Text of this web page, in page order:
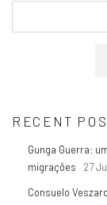
RECENT
Gunga Guerra:
migrações
27
Consuelo